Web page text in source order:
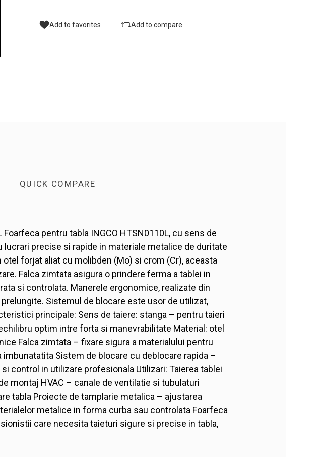
Add to favorites Add to compare
QUICK COMPARE
pentru tabla INGCO HTSN0110L, cu sens de
precise si rapide in materiale metalice de duritate
forjat aliat cu molibden (Mo) si crom (Cr), aceasta
Falca zimtata asigura o prindere ferma a tablei in
si controlata. Manerele ergonomice, realizate din
Sistemul de blocare este usor de utilizat,
principale: Sens de taiere: stanga – pentru taieri
optim intre forta si manevrabilitate Material: otel
Falca zimtata – fixare sigura a materialului pentru
Sistem de blocare cu deblocare rapida –
control in utilizare profesionala Utilizari: Taierea tablei
montaj HVAC – canale de ventilatie si tubulaturi
tabla Proiecte de tamplarie metalica – ajustarea
metalice in forma curba sau controlata Foarfeca
care necesita taieturi sigure si precise in tabla,